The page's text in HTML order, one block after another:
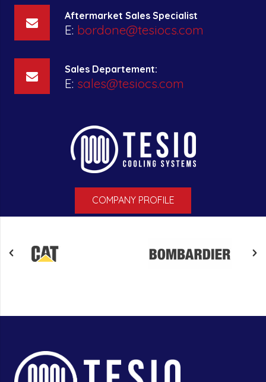
Aftermarket Sales Specialist
E: bordone@tesiocs.com
Sales Departement:
E: sales@tesiocs.com
COMPANY PROFILE